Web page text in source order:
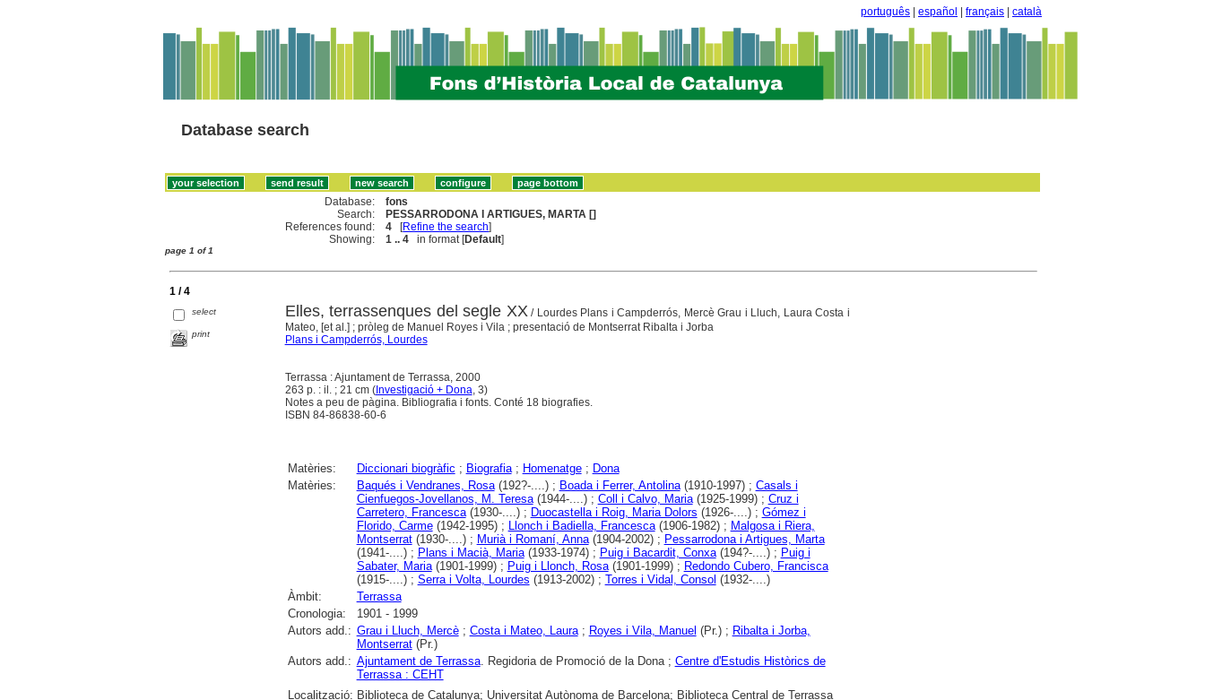
português español français català
Database search
Database:
fons
Search:
PESSARRODONA I ARTIGUES, MARTA []
References found:
4 [Refine the search]
Showing:
1 .. 4 in format [Default]
page 1 of 1
1 / 4
select
print
Elles, terrassenques del segle XX/ Lourdes Plans i Campderrós, Mercè Grau i Lluch, Laura Costa i
Mateo, [et al.] ; pròleg de Manuel Royes i Vila ; presentació de Montserrat Ribalta i Jorba
Plans i Campderrós, Lourdes
Terrassa : Ajuntament de Terrassa, 2000
263 p. : il. ; 21 cm (Investigació + Dona, 3)
Notes a peu de pàgina. Bibliografia i fonts. Conté 18 biografies.
ISBN 84-86838-60-6
Matèries: Diccionari biogràfic ; Biografia; Homenatge; Dona
Matèries:
Baqués i Vendranes, Rosa(192?-....) ; Boada i Ferrer, Antolina(1910-1997) ; Casals i
Cienfuegos-Jovellanos, M. Teresa(1944-....) ; Coll i Calvo, Maria(1925-1999) ; Cruz i
Carretero, Francesca(1930-....) ; Duocastella i Roig, Maria Dolors (1926-....) ; Gómez i
Florido, Carme(1942-1995) ; Llonch i Badiella, Francesca(1906-1982) ; Malgosa i Riera,
Montserrat(1930-....) ; Murià i Romaní, Anna(1904-2002) ; Pessarrodona i Artigues, Marta
(1941-....) ; Plans i Macià, Maria(1933-1974) ; Puig i Bacardit, Conxa(194?-....) ; Puig i
Sabater, Maria(1901-1999) ; Puig i Llonch, Rosa(1901-1999) ; Redondo Cubero, Francisca
(1915-....) ; Serra i Volta, Lourdes (1913-2002) ; Torres i Vidal, Consol (1932-....)
Àmbit:
Terrassa
Cronologia:
1901 - 1999
Autors add.: Grau i Lluch, Mercè; Costa i Mateo, Laura; Royes i Vila, Manuel (Pr.) ; Ribalta i Jorba,
Montserrat(Pr.)
Autors add.: Ajuntament de Terrassa. Regidoria de Promoció de la Dona ; Centre d'Estudis Històrics de
Terrassa : CEHT
Localització: Biblioteca de Catalunya; Universitat Autònoma de Barcelona; Biblioteca Central de Terrassa